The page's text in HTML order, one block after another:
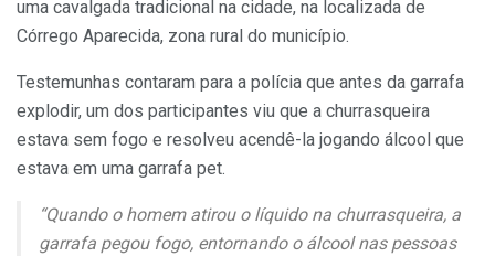
uma cavalgada tradicional na cidade, na localizada de
Córrego Aparecida, zona rural do município.
Testemunhas contaram para a polícia que antes da garrafa
explodir, um dos participantes viu que a churrasqueira
estava sem fogo e resolveu acendê-la jogando álcool que
estava em uma garrafa pet.
“Quando o homem atirou o líquido na churrasqueira, a
garrafa pegou fogo, entornando o álcool nas pessoas